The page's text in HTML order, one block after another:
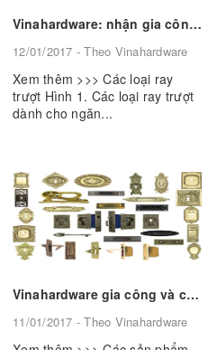
Vinahardware: nhận gia công và cung cấp các loại ray trượt
12/01/2017 - Theo Vinahardware
Xem thêm >>> Các loại ray
trượt Hình 1. Các loại ray trượt
dành cho ngăn...
Vinahardware gia công và cung cấp phụ kiện mỹ nghệ theo yêu cầu
11/01/2017 - Theo Vinahardware